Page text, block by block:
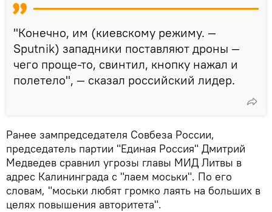
"Конечно, им (киевскому режиму. —
Sputnik) западники поставляют дроны —
чего проще-то, свинтил, кнопку нажал и
полетело", — сказал российский лидер.
Ранее зампредседателя Совбеза России,
председатель партии "Единая Россия" Дмитрий
Медведев сравнил угрозы главы МИД Литвы в
адрес Калининграда с "лаем моськи". По его
словам, "моськи любят громко лаять на больших в
целях повышения авторитета".